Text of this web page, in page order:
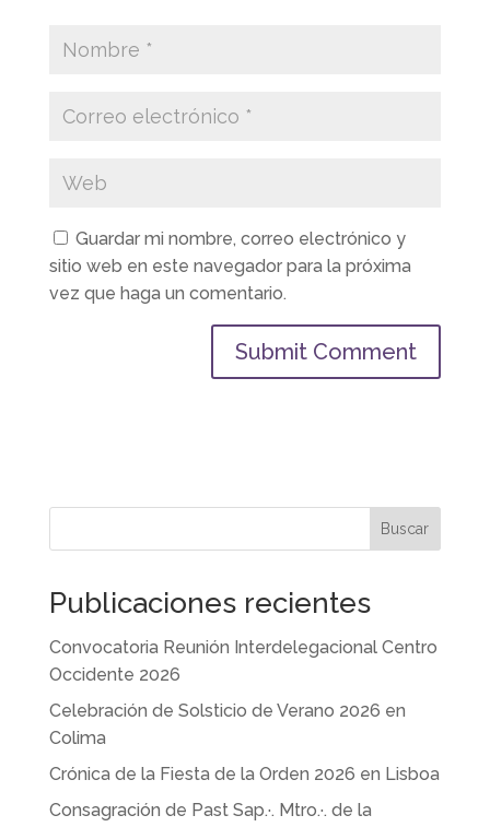
Guardar mi nombre, correo electrónico y
sitio web en este navegador para la próxima
vez que haga un comentario.
Buscar
Publicaciones recientes
Convocatoria Reunión Interdelegacional Centro
Occidente 2026
Celebración de Solsticio de Verano 2026 en
Colima
Crónica de la Fiesta de la Orden 2026 en Lisboa
Consagración de Past Sap.·. Mtro.·. de la